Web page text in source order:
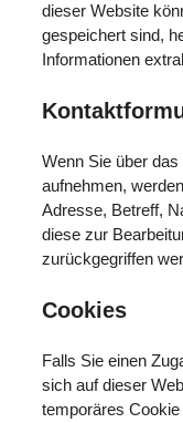
dieser Website
gespeichert sind,
Informationen
Wenn Sie über
aufnehmen,
Adresse, Betreff,
diese zur
zurückgegriffen
Cookies
Falls Sie einen
sich auf dieser
temporäres